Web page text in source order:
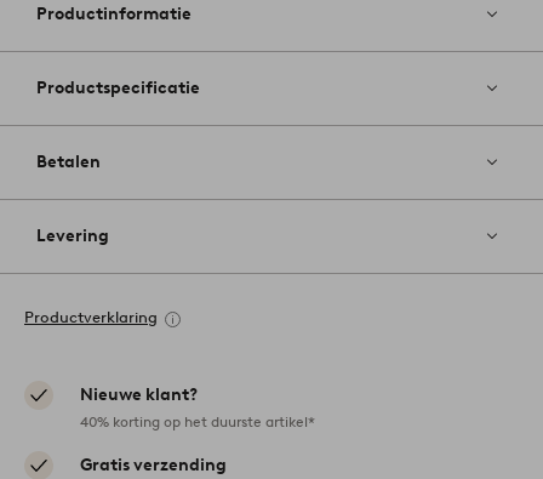
Productinformatie
Productspecificatie
Betalen
Levering
Productverklaring
Nieuwe klant?
40% korting op het duurste artikel*
Gratis verzending